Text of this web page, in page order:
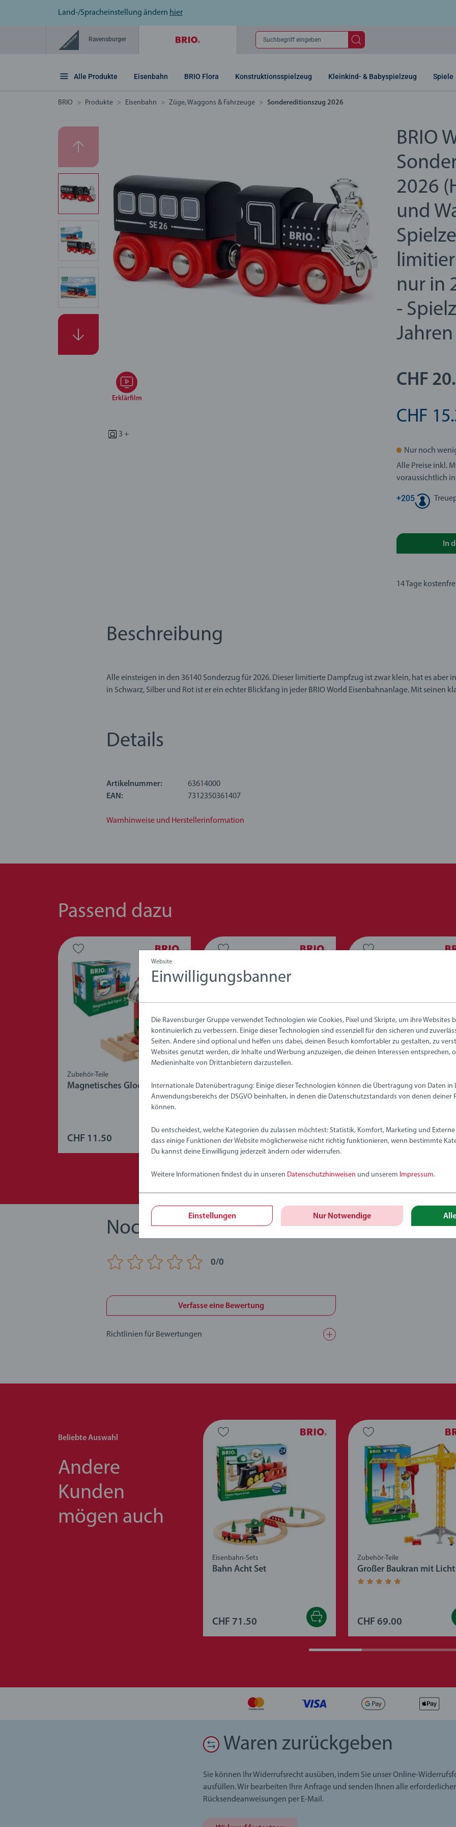
Land-/Spracheinstellung ändern hier
Ravensburger Suchbegriff eingeben
Alle Produkte Eisenbahn BRIO Flora Konstruktionsspielzeug Kleinkind- & Babyspielzeug Spiele
BRIO Produkte Eisenbahn Züge, Waggons & Fahrzeuge Sondereditionszug 2026
Erklärfilm
3 +
BRIO
2026
und
nur in
-
CHF
CHF
Nur noch
Alle Preise inkl.
voraussichtlich in
+205
In
14 Tage
Beschreibung
Alle einsteigen in den 36140 Sonderzug für 2026. Dieser limitierte Dampfzug ist zwar klein, hat es aber
in Schwarz, Silber und Rot ist er ein echter Blickfang in jeder BRIO World Eisenbahnanlage. Mit seinen
zusammen eine vollständig anpassbare Welt. Dabei sind der Fantasie des Kindes durch unzählige
36140 Sondereditionszug 2026 enthält 2 Teile: 1x Sondereditionslok aus Holz, 1x Holz-Wagen
Details
Artikelnummer:
63614000
EAN:
7312350361407
Warnhinweise und Herstellerinformation
Passend dazu
Magnetisches Glockensignal
Zubehör-Teile
CHF 11.50
Mechanisches Weichenpaar
(L1/M1)
CHF 24.00
1/1 Gerade Gleise (D)
CHF 14.00
Noch keine Bewertungen abgegeben
0/0
Verfasse eine Bewertung
Richtlinien für Bewertungen
Beliebte Auswahl
Andere
Kunden
mögen auch
Bahn Acht Set
Eisenbahn-Sets
CHF 71.50
Großer Baukran mit Licht
Durchschnittliche
Zubehör-Teile
CHF 69.00
Waren zurückgeben
Sie können Ihr Widerrufsrecht ausüben, indem Sie unser Online-
ausfüllen. Wir bearbeiten Ihre Anfrage und senden Ihnen alle
Rücksendeanweisungen per E-Mail.
Website
Einwilligungsbanner
Die Ravensburger Gruppe verwendet Technologien wie Cookies, Pixel und Skripte, um ihre Websites
kontinuierlich zu verbessern. Einige dieser Technologien sind essenziell für den sicheren und
Seiten. Andere sind optional und helfen uns dabei, deinen Besuch komfortabler zu gestalten, zu
Websites genutzt werden, dir Inhalte und Werbung anzuzeigen, die deinen Interessen entsprechen,
Medieninhalte von Drittanbietern darzustellen.
Internationale Datenübertragung: Einige dieser Technologien können die Übertragung von Daten in
Anwendungsbereichs der DSGVO beinhalten, in denen die Datenschutzstandards von denen deiner
können.
Du entscheidest, welche Kategorien du zulassen möchtest: Statistik, Komfort, Marketing und
dass einige Funktionen der Website möglicherweise nicht richtig funktionieren, wenn bestimmte
Du kannst deine Einwilligung jederzeit ändern oder widerrufen.
Weitere Informationen findest du in unseren Datenschutzhinweisen und unserem Impressum.
Einstellungen Nur Notwendige